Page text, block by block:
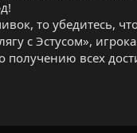
то убедитесь,
с Эстусом»,
всех